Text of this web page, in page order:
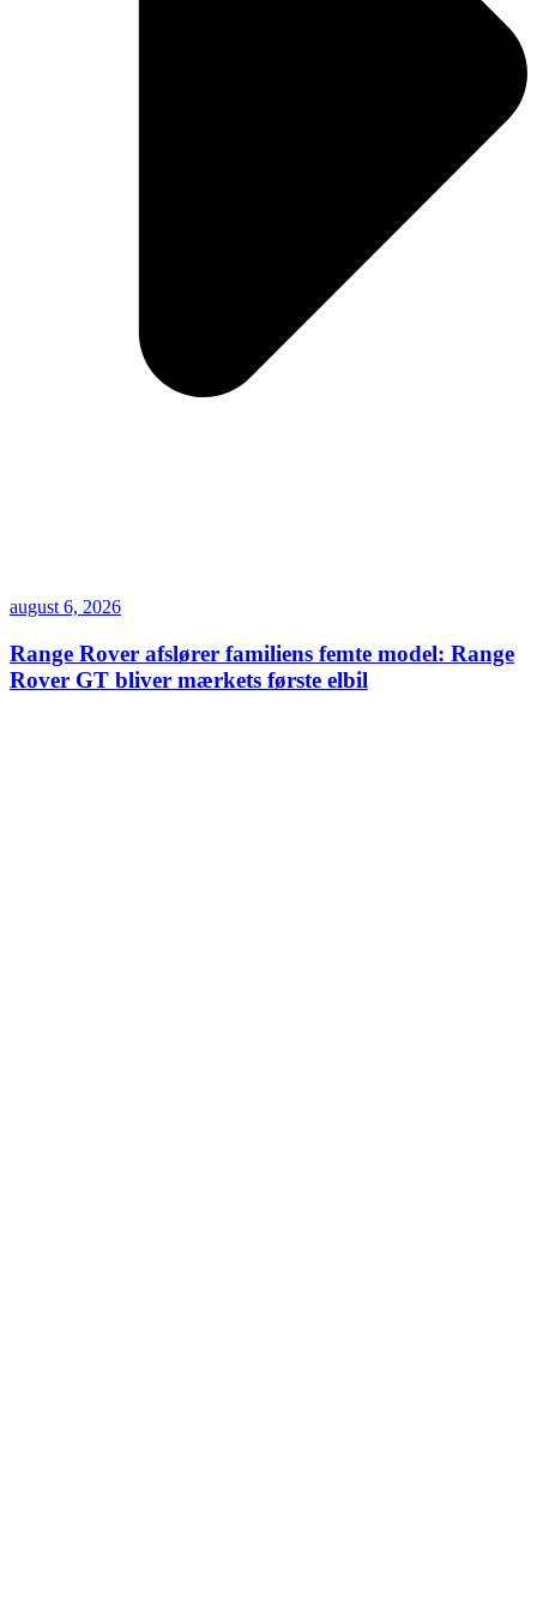
august 6, 2026
Range Rover afslører familiens femte model: Range
Rover GT bliver mærkets første elbil